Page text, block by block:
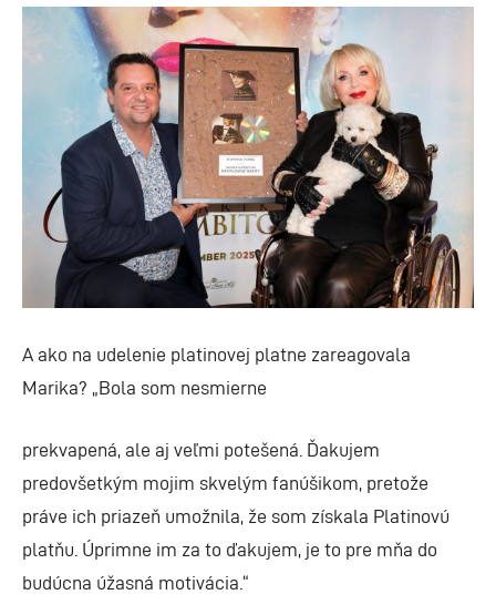
A ako na udelenie platinovej platne zareagovala
Marika? „Bola som nesmierne
prekvapená, ale aj veľmi potešená. Ďakujem
predovšetkým mojim skvelým fanúšikom, pretože
práve ich priazeň umožnila, že som získala Platinovú
platňu. Úprimne im za to ďakujem, je to pre mňa do
budúcna úžasná motivácia.“